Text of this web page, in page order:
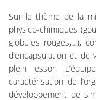
Sur le thème de la
physico-chimiques
globules rouges,…),
d’encapsulation et de
plein essor.
caractérisation de
développement de